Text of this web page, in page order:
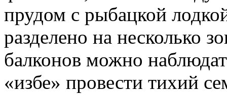
прудом с рыбацкой
разделено на несколько
балконов можно
«избе» провести тихий